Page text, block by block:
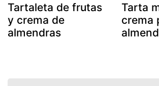
Tartaleta de frutas
y crema de
almendras
Tarta
crema